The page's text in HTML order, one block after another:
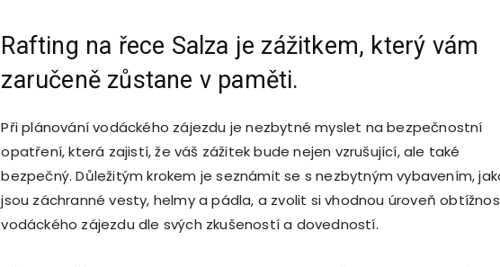
Rafting na řece Salza je zážitkem, který vám
zaručeně zůstane v paměti.
Při plánování vodáckého zájezdu je nezbytné myslet na bezpečnostní
opatření, která zajistí, že váš zážitek bude nejen vzrušující, ale také
bezpečný. Důležitým krokem je seznámit se s nezbytným vybavením,
jsou záchranné vesty, helmy a pádla, a zvolit si vhodnou úroveň
vodáckého zájezdu dle svých zkušeností a dovedností.